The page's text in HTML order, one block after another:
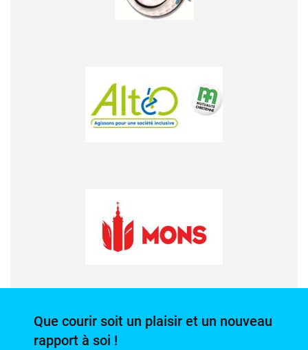
Que courir soit un plaisir et un nouveau
rapport à soi !